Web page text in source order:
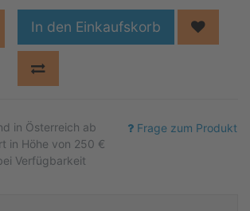
In den Einkaufskorb
Frage zum Produkt
in Österreich ab
in Höhe von 250 €
Verfügbarkeit